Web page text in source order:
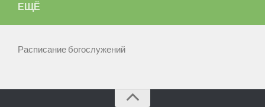
ЕЩЁ
Расписание богослужений